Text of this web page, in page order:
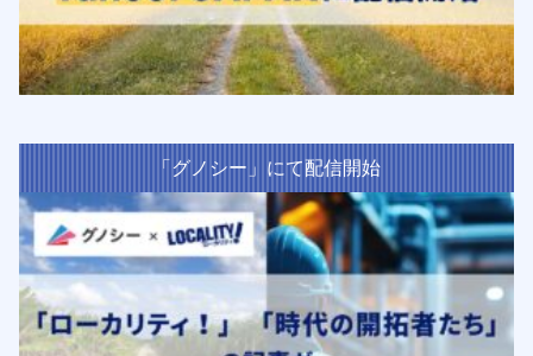
「グノシー」にて配信開始